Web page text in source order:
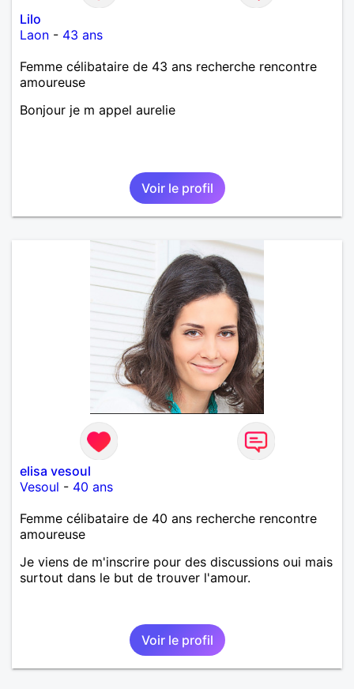
Lilo
Laon - 43 ans
Femme célibataire de 43 ans recherche rencontre
amoureuse
Bonjour je m appel aurelie
Voir le profil
elisa vesoul
Vesoul - 40 ans
Femme célibataire de 40 ans recherche rencontre
amoureuse
Je viens de m'inscrire pour des discussions oui mais
surtout dans le but de trouver l'amour.
Voir le profil